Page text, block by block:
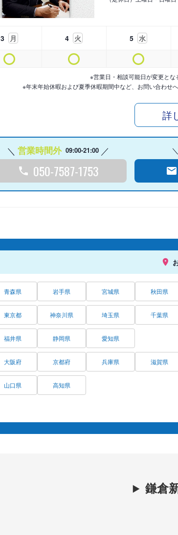
3 月 4 火 5 水
※営業日・相談可能日が変更とな
※年末年始休暇および夏季休暇期間中など、お問い合わせ
詳
営業時間外 09:00-21:00
050-7587-1753
青森県 岩手県 宮城県 秋田県
東京都 神奈川県 埼玉県 千葉県
福井県 静岡県 愛知県
大阪府 京都府 兵庫県 滋賀県
山口県 高知県
鎌倉